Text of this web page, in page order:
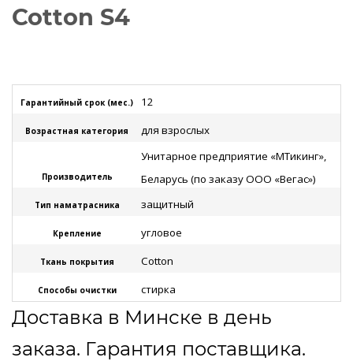
Cotton S4
Гарантийный срок (мес.) 12
Возрастная категория для взрослых
Производитель
Унитарное предприятие «МТикинг»,
Беларусь (по заказу ООО «Вегас»)
Тип наматрасника защитный
Крепление угловое
Ткань покрытия Cotton
Способы очистки стирка
Доставка в Минске в день
заказа. Гарантия поставщика.